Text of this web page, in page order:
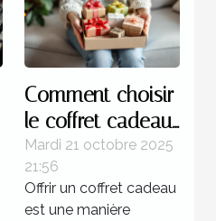
Comment choisir
le coffret cadeau
idéal pour
chaque type de
femme ?
Mardi 21 octobre 2025
21:56
Offrir un coffret cadeau
est une manière